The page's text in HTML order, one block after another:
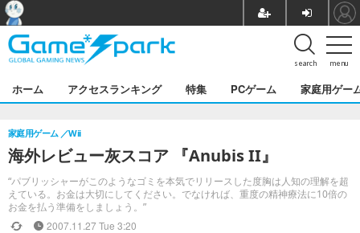
menu
search
ホーム アクセスランキング 特集 PCゲーム 家庭用ゲー
海外レビュー灰スコア 『Anubis II』
“パブリッシャーがこのようなゴミを本気でリリースした度胸は人知の理解を超
えている。お金は大切にしてください。でなければ、重度の精神療法に10倍の
お金を払う準備をしましょう。”
家庭用ゲーム Wii
2007.11.27 Tue 3:20